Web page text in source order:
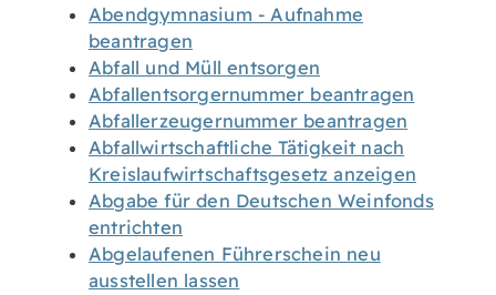
Abendgymnasium - Aufnahme
beantragen
Abfall und Müll entsorgen
Abfallentsorgernummer beantragen
Abfallerzeugernummer beantragen
Abfallwirtschaftliche Tätigkeit nach
Kreislaufwirtschaftsgesetz anzeigen
Abgabe für den Deutschen Weinfonds
entrichten
Abgelaufenen Führerschein neu
ausstellen lassen